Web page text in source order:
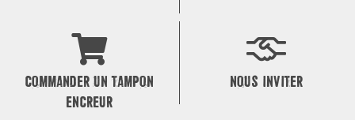
COMMANDER UN TAMPON
ENCREUR
NOUS INVITER